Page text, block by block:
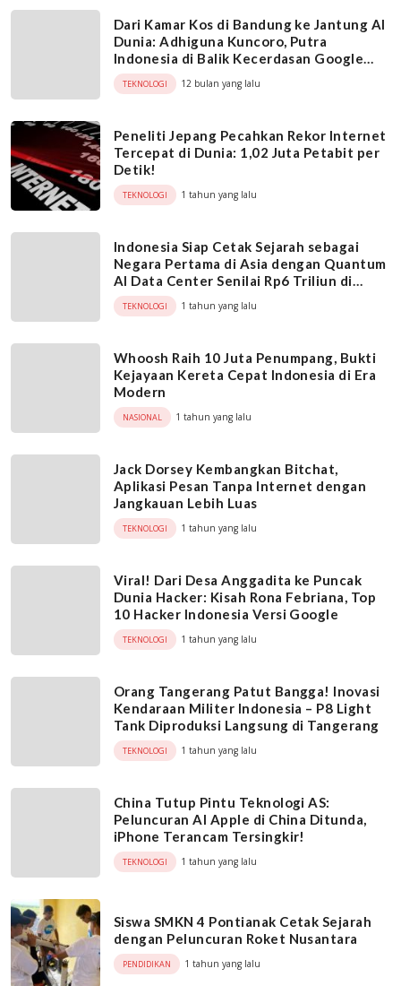
Dari Kamar Kos di Bandung ke Jantung AI
Dunia: Adhiguna Kuncoro, Putra
Indonesia di Balik Kecerdasan Google
Gemini
TEKNOLOGI 12 bulan yang lalu
Peneliti Jepang Pecahkan Rekor Internet
Tercepat di Dunia: 1,02 Juta Petabit per
Detik!
TEKNOLOGI 1 tahun yang lalu
Indonesia Siap Cetak Sejarah sebagai
Negara Pertama di Asia dengan Quantum
AI Data Center Senilai Rp6 Triliun di
Batam!
TEKNOLOGI 1 tahun yang lalu
Whoosh Raih 10 Juta Penumpang, Bukti
Kejayaan Kereta Cepat Indonesia di Era
Modern
NASIONAL 1 tahun yang lalu
Jack Dorsey Kembangkan Bitchat,
Aplikasi Pesan Tanpa Internet dengan
Jangkauan Lebih Luas
TEKNOLOGI 1 tahun yang lalu
Viral! Dari Desa Anggadita ke Puncak
Dunia Hacker: Kisah Rona Febriana, Top
10 Hacker Indonesia Versi Google
TEKNOLOGI 1 tahun yang lalu
Orang Tangerang Patut Bangga! Inovasi
Kendaraan Militer Indonesia – P8 Light
Tank Diproduksi Langsung di Tangerang
TEKNOLOGI 1 tahun yang lalu
China Tutup Pintu Teknologi AS:
Peluncuran AI Apple di China Ditunda,
iPhone Terancam Tersingkir!
TEKNOLOGI 1 tahun yang lalu
Siswa SMKN 4 Pontianak Cetak Sejarah
dengan Peluncuran Roket Nusantara
PENDIDIKAN 1 tahun yang lalu